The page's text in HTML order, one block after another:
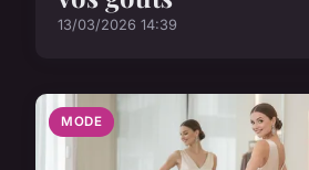
13/03/2026 14:39
MODE